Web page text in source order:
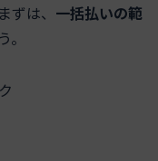
は、 一括払いの範